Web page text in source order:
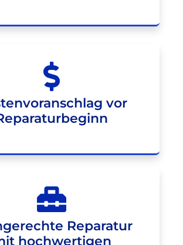
vor
Reparatur
hochwertigen